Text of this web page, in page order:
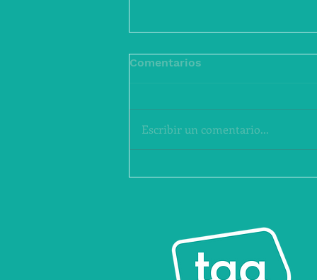
Comentarios
Escribir un comentario...